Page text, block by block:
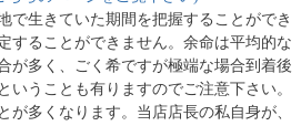
で生きていた期間を把握することができ
することができません。余命は平均的な
が多く、ごく希ですが極端な場合到着後
いうことも有りますのでご注意下さい。
が多くなります。当店店長の私自身が、